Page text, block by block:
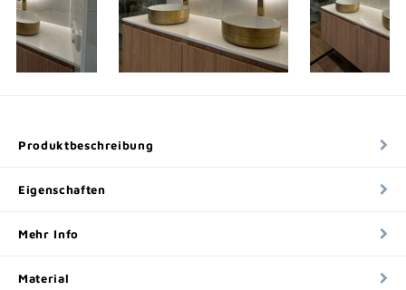
Produktbeschreibung
Eigenschaften
Mehr Info
Material